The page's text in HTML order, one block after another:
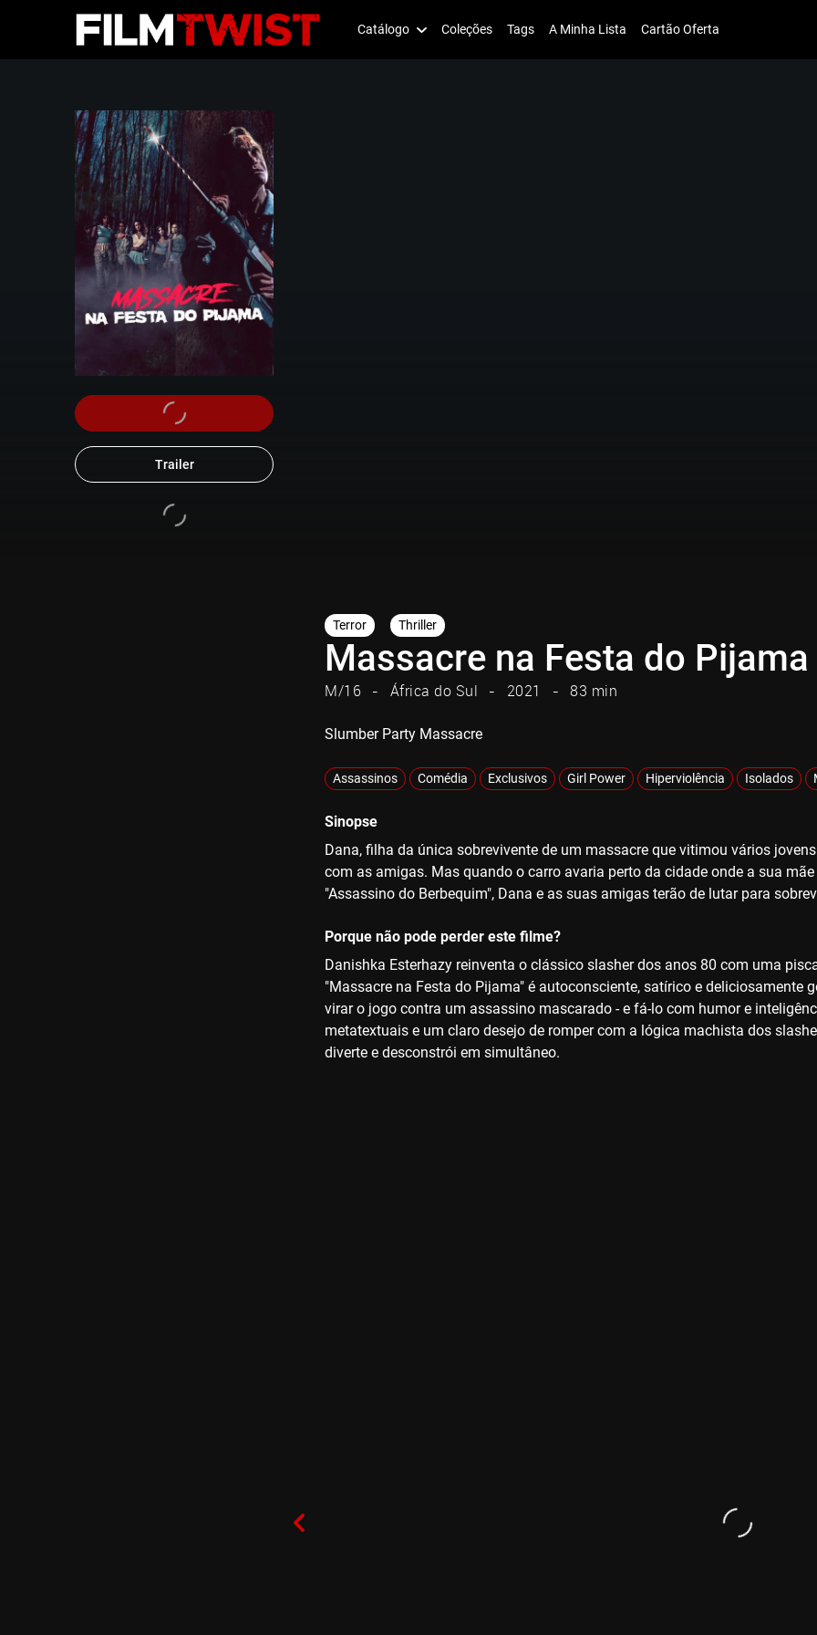
Catálogo Coleções Tags A Minha Lista Cartão Oferta
Trailer
Terror Thriller
Massacre na Festa do Pijama
M/16 África do Sul 2021 83 min
Slumber Party Massacre
Assassinos Comédia Exclusivos Girl Power Hiperviolência Isolados
Sinopse
Dana, filha da única sobrevivente de um massacre que vitimou vários
com as amigas. Mas quando o carro avaria perto da cidade onde a sua
"Assassino do Berbequim", Dana e as suas amigas terão de lutar para
Porque não pode perder este filme?
Danishka Esterhazy reinventa o clássico slasher dos anos 80 com uma
"Massacre na Festa do Pijama" é autoconsciente, satírico e deliciosamente
virar o jogo contra um assassino mascarado - e fá-lo com humor e
metatextuais e um claro desejo de romper com a lógica machista dos
diverte e desconstrói em simultâneo.